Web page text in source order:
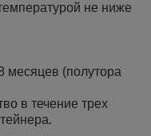
не ниже
месяцев (полутора
в течение трех